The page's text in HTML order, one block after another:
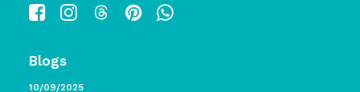
Blogs
10/09/2025